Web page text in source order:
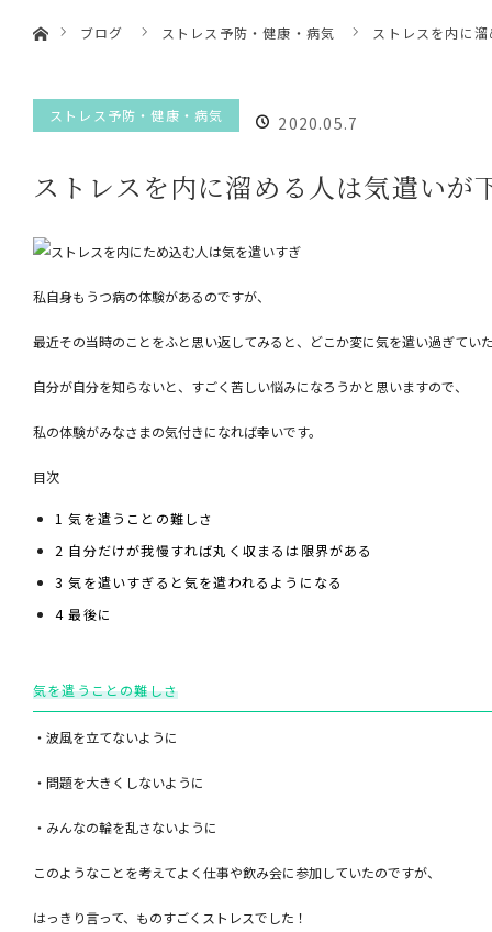
カウンセリン
HOME
ブログ
ストレス予防・健康・病気 ストレスを内に
ストレス予防・健康・病気 2020.05.7
ストレスを内に溜める人は気遣いが
私自身もうつ病の体験があるのですが、
最近その当時のことをふと思い返してみると、どこか変に気を遣い過ぎてい
自分が自分を知らないと、すごく苦しい悩みになろうかと思いますので、
私の体験がみなさまの気付きになれば幸いです。
目次
1 気を遣うことの難しさ
2 自分だけが我慢すれば丸く収まるは限界がある
3 気を遣いすぎると気を遣われるようになる
4 最後に
気を遣うことの難しさ
・波風を立てないように
・問題を大きくしないように
・みんなの輪を乱さないように
このようなことを考えてよく仕事や飲み会に参加していたのですが、
はっきり言って、ものすごくストレスでした！